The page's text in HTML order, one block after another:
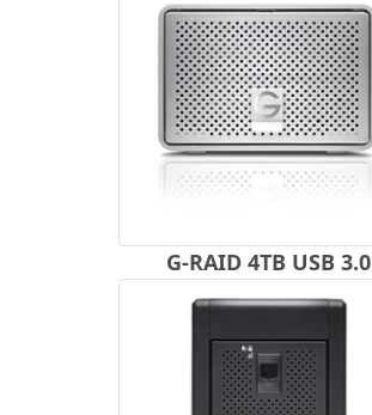
G-RAID 4TB USB 3.0